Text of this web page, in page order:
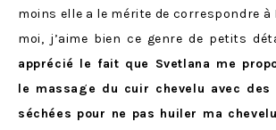
moins elle a le mérite de correspondre à
moi, j’aime bien ce genre de petits
apprécié le fait que Svetlana me
le massage du cuir chevelu avec des
séchées pour ne pas huiler ma